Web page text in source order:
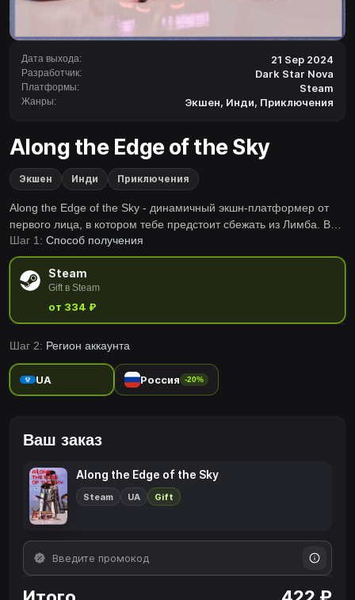
Дата выхода: 21 Sep 2024
Разработчик: Dark Star Nova
Платформы: Steam
Жанры: Экшен, Инди, Приключения
Along the Edge of the Sky
Экшен Инди Приключения
Along the Edge of the Sky - динамичный экшн-платформер от
первого лица, в котором тебе предстоит сбежать из Лимба. В
твоем распоряжении только скорость, ловкость и твоя меткость.
Cможешь пройти этот путь и не сдаться? В этом
захватывающем побеге все зависит только от тебя!
Шаг 1: Способ получения
Steam
Gift в Steam
от 334 ₽
Шаг 2: Регион аккаунта
UA Россия -20%
Ваш заказ
Along the Edge of the Sky
Steam UA Gift